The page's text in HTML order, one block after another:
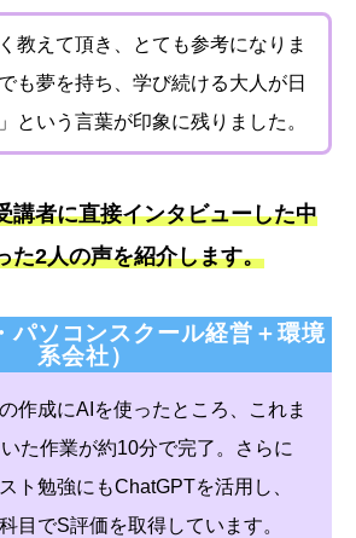
教えて頂き、とても参考になりま
も夢を持ち、学び続ける大人が日
という言葉が印象に残りました。
講者に直接インタビューした中
た2人の声を紹介します。
パソコンスクール経営＋環境
系会社）
作成にAIを使ったところ、これま
た作業が約10分で完了。さらに
ト勉強にもChatGPTを活用し、
目でS評価を取得しています。